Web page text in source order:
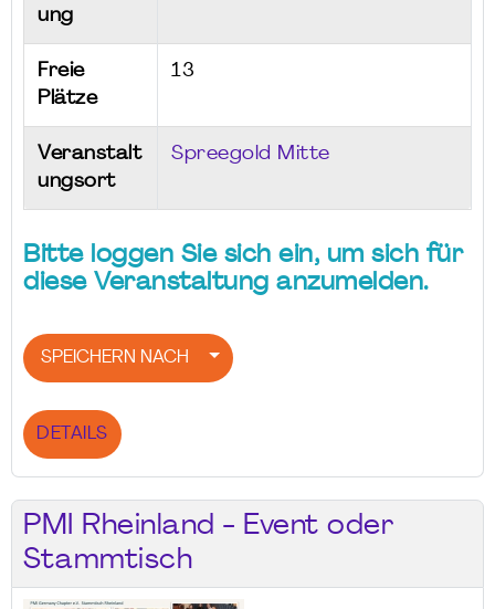
ung
Freie
Plätze
13
Veranstalt
ungsort
Spreegold Mitte
Bitte loggen Sie sich ein, um sich für
diese Veranstaltung anzumelden.
SPEICHERN NACH
DETAILS
PMI Rheinland - Event oder
Stammtisch